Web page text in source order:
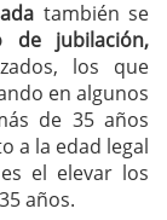
también se
de jubilación,
los que
en algunos
de 35 años
a la edad legal
el elevar los
años.